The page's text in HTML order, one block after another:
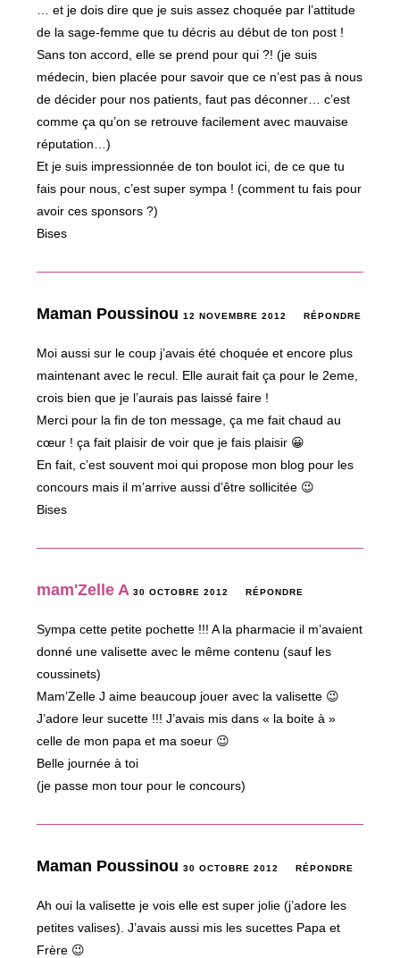
… et je dois dire que je suis assez choquée par l’attitude
de la sage-femme que tu décris au début de ton post !
Sans ton accord, elle se prend pour qui ?! (je suis
médecin, bien placée pour savoir que ce n’est pas à nous
de décider pour nos patients, faut pas déconner… c’est
comme ça qu’on se retrouve facilement avec mauvaise
réputation…)
Et je suis impressionnée de ton boulot ici, de ce que tu
fais pour nous, c’est super sympa ! (comment tu fais pour
avoir ces sponsors ?)
Bises
Maman Poussinou12 NOVEMBRE 2012 RÉPONDRE
Moi aussi sur le coup j’avais été choquée et encore plus
maintenant avec le recul. Elle aurait fait ça pour le 2eme,
crois bien que je l’aurais pas laissé faire !
Merci pour la fin de ton message, ça me fait chaud au
cœur ! ça fait plaisir de voir que je fais plaisir 😀
En fait, c’est souvent moi qui propose mon blog pour les
concours mais il m’arrive aussi d’être sollicitée 😉
Bises
mam'Zelle A 30 OCTOBRE 2012 RÉPONDRE
Sympa cette petite pochette !!! A la pharmacie il m’avaient
donné une valisette avec le même contenu (sauf les
coussinets)
Mam’Zelle J aime beaucoup jouer avec la valisette 😉
J’adore leur sucette !!! J’avais mis dans « la boite à »
celle de mon papa et ma soeur 😉
Belle journée à toi
(je passe mon tour pour le concours)
Maman Poussinou30 OCTOBRE 2012 RÉPONDRE
Ah oui la valisette je vois elle est super jolie (j’adore les
petites valises). J’avais aussi mis les sucettes Papa et
Frère 😉